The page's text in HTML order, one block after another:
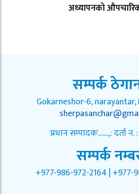
अध्यापनको
सम्पर्क
Gokarneshor-6,
प्रधान सम्पादकः.......,: दर्ता
सम्पर्क
+977-986-972-2164 | +977-